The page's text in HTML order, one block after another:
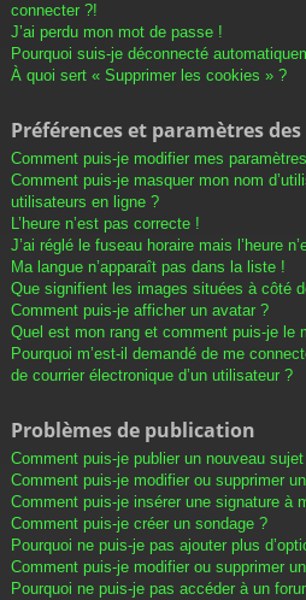
connecter ?!
J’ai perdu mon mot de passe !
Pourquoi suis-je déconnecté
À quoi sert « Supprimer les cookies » ?
Préférences et paramètres
Comment puis-je modifier mes
Comment puis-je masquer mon nom
utilisateurs en ligne ?
L’heure n’est pas correcte !
J’ai réglé le fuseau horaire mais l’heure
Ma langue n’apparaît pas dans la liste !
Que signifient les images situées à côté
Comment puis-je afficher un avatar ?
Quel est mon rang et comment puis-je le
Pourquoi m’est-il demandé de me
de courrier électronique d’un utilisateur ?
Problèmes de publication
Comment puis-je publier un nouveau
Comment puis-je modifier ou supprimer
Comment puis-je insérer une signature à
Comment puis-je créer un sondage ?
Pourquoi ne puis-je pas ajouter plus
Comment puis-je modifier ou supprimer
Pourquoi ne puis-je pas accéder à un